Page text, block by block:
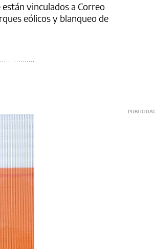
vinculados a Correo
eólicos y blanqueo de